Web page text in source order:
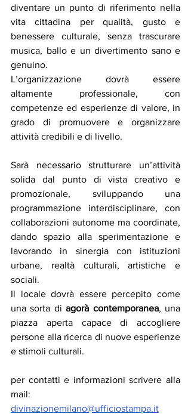
diventare un punto di riferimento nella
vita cittadina per qualità, gusto e
benessere culturale, senza trascurare
musica, ballo e un divertimento sano e
genuino.
L’organizzazione dovrà essere
altamente professionale, con
competenze ed esperienze di valore, in
grado di promuovere e organizzare
attività credibili e di livello.
Sarà necessario strutturare un’attività
solida dal punto di vista creativo e
promozionale, sviluppando una
programmazione interdisciplinare, con
collaborazioni autonome ma coordinate,
dando spazio alla sperimentazione e
lavorando in sinergia con istituzioni
urbane, realtà culturali, artistiche e
sociali.
Il locale dovrà essere percepito come
una sorta di agorà contemporanea, una
piazza aperta capace di accogliere
persone alla ricerca di nuove esperienze
e stimoli culturali.
per contatti e informazioni scrivere alla
divinazionemilano@ufficiostampa.it